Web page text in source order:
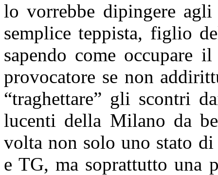
lo vorrebbe dipingere
semplice teppista, figlio
sapendo come occupare
provocatore se non
“traghettare” gli scontri
lucenti della Milano da
volta non solo uno stato
e TG, ma soprattutto una